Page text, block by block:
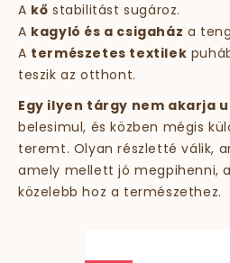
A kő stabilitást sugároz.
A kagyló és a csigaház a
A természetes textilek
teszik az otthont.
Egy ilyen tárgy nem akarja
belesimul, és közben mégis
teremt. Olyan részletté válik,
amely mellett jó megpihenni,
közelebb hoz a természethez.